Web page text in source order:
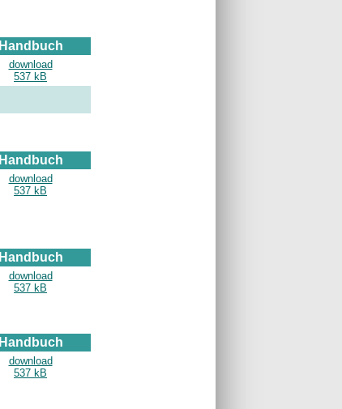
Handbuch
download
537 kB
Handbuch
download
537 kB
Handbuch
download
537 kB
Handbuch
download
537 kB